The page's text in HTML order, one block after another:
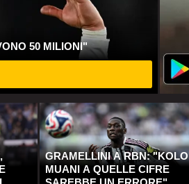
50 MILIONI"
GRAMELLINI A RBN: "KOLO
MUANI A QUELLE CIFRE